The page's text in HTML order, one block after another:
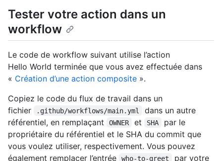
Tester votre action dans un
workflow
Le code de workflow suivant utilise l’action
Hello World terminée que vous avez effectuée dans
« Création d’une action composite ».
Copiez le code du flux de travail dans un
fichier
.github/workflows/main.yml
dans un autre
référentiel, en remplaçant
OWNER et SHA
par le
propriétaire du référentiel et le SHA du commit que
vous voulez utiliser, respectivement. Vous pouvez
également remplacer l’entrée
who-to-greet
par votre